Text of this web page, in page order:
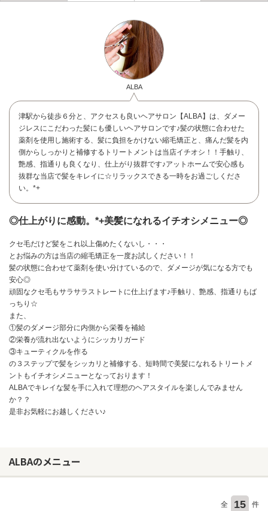
お問い合わせ
ALBA
津駅から徒歩６分と、アクセスも良いヘアサロン【ALBA】は、ダメー
ジレスにこだわった髪にも優しいヘアサロンです♪髪の状態に合わせた
薬剤を使用し施術する、髪に負担をかけない縮毛矯正と、痛んだ髪を内
側からしっかりと補修するトリートメントは当店イチオシ！！手触り、
艶感、指通りも良くなり、仕上がり抜群です♪アットホームで安心感も
抜群な当店で髪をキレイに☆リラックスできる一時をお過ごしくださ
い。*+
◎仕上がりに感動。*+美髪になれるイチオシメニュー◎
クセ毛だけど髪をこれ以上傷めたくないし・・・
とお悩みの方は当店の縮毛矯正を一度お試しください！！
髪の状態に合わせて薬剤を使い分けているので、ダメージが気になる方でも
安心◎
頑固なクセ毛もサラサラストレートに仕上げます♪手触り、艶感、指通りもば
っちり☆
また、
①髪のダメージ部分に内側から栄養を補給
②栄養が流れ出ないようにシッカリガード
③キューティクルを作る
の３ステップで髪をシッカリと補修する、短時間で美髪になれるトリートメ
ントもイチオシメニューとなっております！
ALBAでキレイな髪を手に入れて理想のヘアスタイルを楽しんでみません
か？？
是非お気軽にお越しください♪
ALBAのメニュー
全 15 件